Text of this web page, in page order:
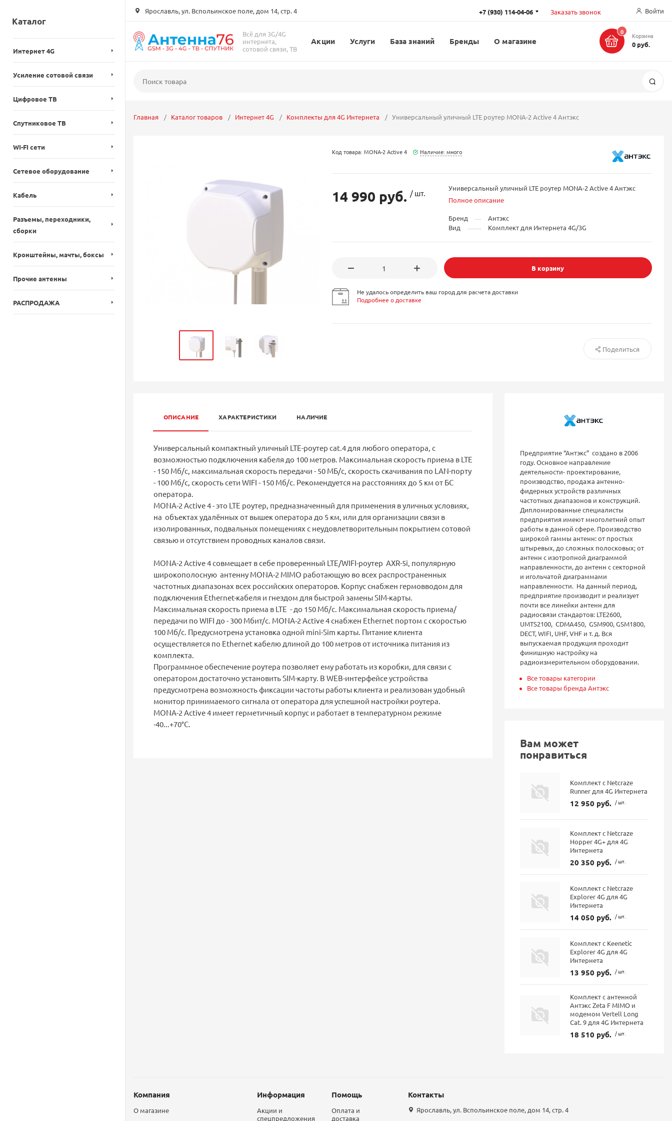
Ярославль, ул. Вспольинское поле, дом 14, стр. 4 +7 (930) 114-04-06 Заказать звонок Войти
Всё для 3G/4G
интернета,
сотовой связи, ТВ
Акции Услуги База знаний Бренды О магазине
0 Корзина
0 руб.
Каталог
Интернет 4G
Усиление сотовой связи
Цифровое ТВ
Спутниковое ТВ
WI-FI сети
Сетевое оборудование
Кабель
Разъемы, переходники,
сборки
Кронштейны, мачты, боксы
Прочие антенны
РАСПРОДАЖА
Главная Каталог товаров Интернет 4G Комплекты для 4G Интернета Универсальный уличный LTE роутер MONA-2 Active 4 Антэкс
Код товара: MONA-2 Active 4 Наличие: много
14 990 руб. / шт.
Универсальный уличный LTE роутер MONA-2 Active 4 Антэкс
Полное описание
Бренд
Антэкс
Вид
Комплект для Интернета 4G/3G
В корзину
Не удалось определить ваш город для расчета доставки
Подробнее о доставке
Поделиться
ОПИСАНИЕ ХАРАКТЕРИСТИКИ НАЛИЧИЕ
Универсальный компактный уличный LTE-роутер cat.4 для любого оператора, с
возможностью подключения кабеля до 100 метров. Максимальная скорость приема в LTE
- 150 Мб/с, максимальная скорость передачи - 50 МБ/с, скорость скачивания по LAN-порту
- 100 Мб/с, скорость сети WIFI - 150 Мб/с. Рекомендуется на расстояниях до 5 км от БС
оператора.
MONA-2 Active 4 - это LTE роутер, предназначенный для применения в уличных условиях,
на объектах удалённых от вышек оператора до 5 км, или для организации связи в
изолированных, подвальных помещениях с неудовлетворительным покрытием сотовой
связью и отсутствием проводных каналов связи.
MONA-2 Active 4 совмещает в себе проверенный LTE/WIFI-роутер AXR-5i, популярную
широкополосную антенну MONA-2 MIMO работающую во всех распространенных
частотных диапазонах всех российских операторов. Корпус снабжен гермовводом для
подключения Ethernet-кабеля и гнездом для быстрой замены SIM-карты.
Максимальная скорость приема в LTE - до 150 Мб/с. Максимальная скорость приема/
передачи по WIFI до - 300 Мбит/с. MONA-2 Active 4 снабжен Ethernet портом с скоростью
100 Мб/с. Предусмотрена установка одной mini-Sim карты. Питание клиента
осуществляется по Ethernet кабелю длиной до 100 метров от источника питания из
комплекта.
Программное обеспечение роутера позволяет ему работать из коробки, для связи с
оператором достаточно установить SIM-карту. В WEB-интерфейсе устройства
предусмотрена возможность фиксации частоты работы клиента и реализован удобный
монитор принимаемого сигнала от оператора для успешной настройки роутера.
MONA-2 Active 4 имеет герметичный корпус и работает в температурном режиме
-40...+70°С.
Предприятие “Антэкс” создано в 2006
году. Основное направление
деятельности- проектирование,
производство, продажа антенно-
фидерных устройств различных
частотных диапазонов и конструкций.
Дипломированные специалисты
предприятия имеют многолетний опыт
работы в данной сфере. Производство
широкой гаммы антенн: от простых
штыревых, до сложных полосковых; от
антенн с изотропной диаграммой
направленности, до антенн с секторной
и игольчатой диаграммами
направленности. На данный период,
предприятие производит и реализует
почти все линейки антенн для
радиосвязи стандартов: LTE2600,
UMTS2100, CDMA450, GSM900, GSM1800,
DECT, WIFI, UHF, VHF и т. д. Вся
выпускаемая продукция проходит
финишную настройку на
радиоизмерительном оборудовании.
Все товары категории
Все товары бренда Антэкс
Вам может
понравиться
Комплект с Netcraze
Runner для 4G Интернета
12 950 руб. / шт.
Комплект с Netcraze
Hopper 4G+ для 4G
Интернета
20 350 руб. / шт.
Комплект с Netcraze
Explorer 4G для 4G
Интернета
14 050 руб. / шт.
Комплект с Keenetic
Explorer 4G для 4G
Интернета
13 950 руб. / шт.
Комплект с антенной
Антэкс Zeta F MIMO и
модемом Vertell Long
Cat. 9 для 4G Интернета
18 510 руб. / шт.
Компания
О магазине
Информация
Акции и
спецпредложения
Помощь
Оплата и
доставка
Контакты
Ярославль, ул. Вспольинское поле, дом 14, стр. 4